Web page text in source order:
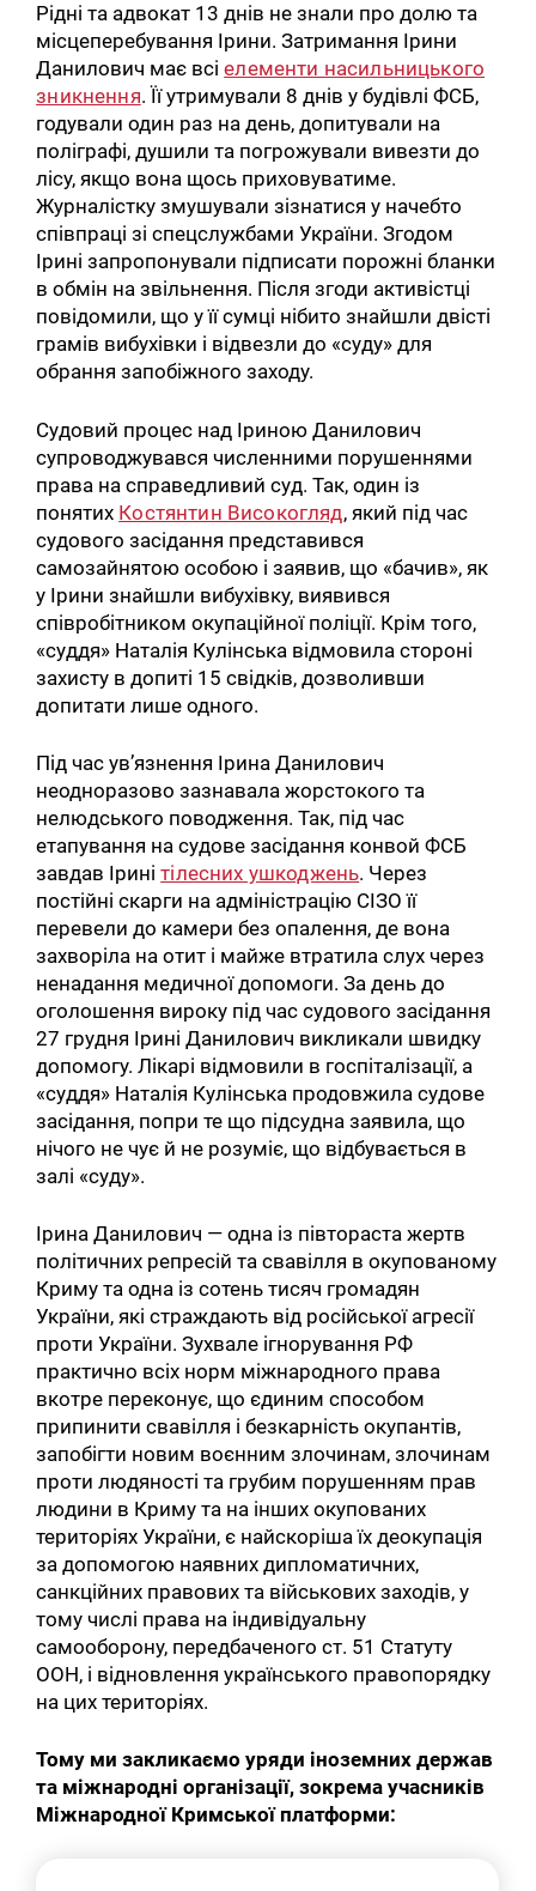
Рідні та адвокат 13 днів не знали про долю та
місцеперебування Ірини. Затримання Ірини
Данилович має всіелементи насильницького
зникнення. Її утримували 8 днів у будівлі ФСБ,
годували один раз на день, допитували на
поліграфі, душили та погрожували вивезти до
лісу, якщо вона щось приховуватиме.
Журналістку змушували зізнатися у начебто
співпраці зі спецслужбами України. Згодом
Ірині запропонували підписати порожні бланки
в обмін на звільнення. Після згоди активістці
повідомили, що у її сумці нібито знайшли двісті
грамів вибухівки і відвезли до «суду» для
обрання запобіжного заходу.
Судовий процес над Іриною Данилович
супроводжувався численними порушеннями
права на справедливий суд. Так, один із
понятих Костянтин Високогляд, який під час
судового засідання представився
самозайнятою особою і заявив, що «бачив», як
у Ірини знайшли вибухівку, виявився
співробітником окупаційної поліції. Крім того,
«суддя» Наталія Кулінська відмовила стороні
захисту в допиті 15 свідків, дозволивши
допитати лише одного.
Під час ув’язнення Ірина Данилович
неодноразово зазнавала жорстокого та
нелюдського поводження. Так, під час
етапування на судове засідання конвой ФСБ
завдав Іринітілесних ушкоджень. Через
постійні скарги на адміністрацію СІЗО її
перевели до камери без опалення, де вона
захворіла на отит і майже втратила слух через
ненадання медичної допомоги. За день до
оголошення вироку під час судового засідання
27 грудня Ірині Данилович викликали швидку
допомогу. Лікарі відмовили в госпіталізації, а
«суддя» Наталія Кулінська продовжила судове
засідання, попри те що підсудна заявила, що
нічого не чує й не розуміє, що відбувається в
залі «суду».
Ірина Данилович — одна із півтораста жертв
політичних репресій та свавілля в окупованому
Криму та одна із сотень тисяч громадян
України, які страждають від російської агресії
проти України. Зухвале ігнорування РФ
практично всіх норм міжнародного права
вкотре переконує, що єдиним способом
припинити свавілля і безкарність окупантів,
запобігти новим воєнним злочинам, злочинам
проти людяності та грубим порушенням прав
людини в Криму та на інших окупованих
територіях України, є найскоріша їх деокупація
за допомогою наявних дипломатичних,
санкційних правових та військових заходів, у
тому числі права на індивідуальну
самооборону, передбаченого ст. 51 Статуту
ООН, і відновлення українського правопорядку
на цих територіях.
Тому ми закликаємо уряди іноземних держав
та міжнародні організації, зокрема учасників
Міжнародної Кримської платформи: